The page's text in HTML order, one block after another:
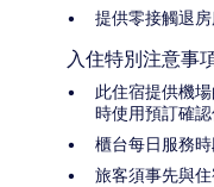
提供零接觸退
入住特別注意事
此住宿提供機
時使用預訂確認
櫃台每日服務
旅客須事先與